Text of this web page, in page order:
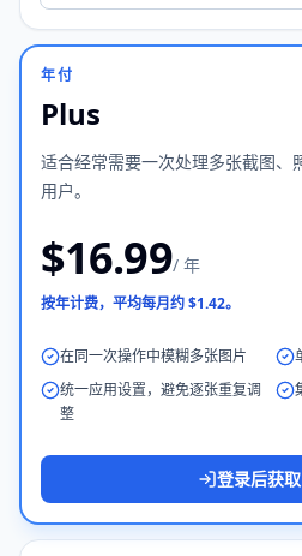
年付
Plus
适合经常需要一次处理多张截图、
用户。
$16.99/ 年
按年计费，平均每月约 $1.42。
在同一次操作中模糊多张图片
统一应用设置，避免逐张重复调
整
登录后获